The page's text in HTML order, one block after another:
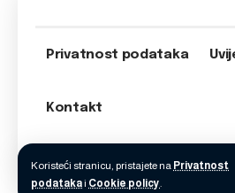
Koristeći stranicu, pristajete na Privatnost
podatakai Cookie policy.
Privatnost podataka
Kontakt